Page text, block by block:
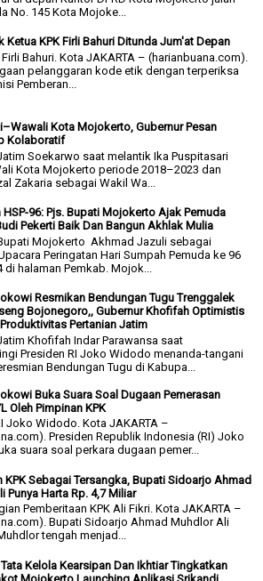
No. 145 Kota Mojoke...
Ketua KPK Firli Bahuri Ditunda Jum'at Depan
Firli Bahuri. Kota JAKARTA – (harianbuana.com).
pelanggaran kode etik dengan terperiksa
Pemberan...
Kota Mojokerto, Gubernur Pesan
Kolaboratif
Soekarwo saat melantik Ika Puspitasari
Kota Mojokerto periode 2018–2023 dan
Zakaria sebagai Wakil Wa...
HSP-96: Pjs. Bupati Mojokerto Ajak Pemuda
Pekerti Baik Dan Bangun Akhlak Mulia
Mojokerto Akhmad Jazuli sebagai
Peringatan Hari Sumpah Pemuda ke 96
di halaman Pemkab. Mojok...
Resmikan Bendungan Tugu Trenggalek
Bojonegoro,, Gubernur Khofifah Optimistis
Pertanian Jatim
Khofifah Indar Parawansa saat
Presiden RI Joko Widodo menanda-tangani
Bendungan Tugu di Kabupa...
Buka Suara Soal Dugaan Pemerasan
Oleh Pimpinan KPK
Joko Widodo. Kota JAKARTA –
Presiden Republik Indonesia (RI) Joko
suara soal perkara dugaan pemer...
KPK Sebagai Tersangka, Bupati Sidoarjo Ahmad
Punya Harta Rp. 4,7 Miliar
Pemberitaan KPK Ali Fikri. Kota JAKARTA –
Bupati Sidoarjo Ahmad Muhdlor Ali
tengah menjad...
Kelola Kearsipan Dan Ikhtiar Tingkatkan